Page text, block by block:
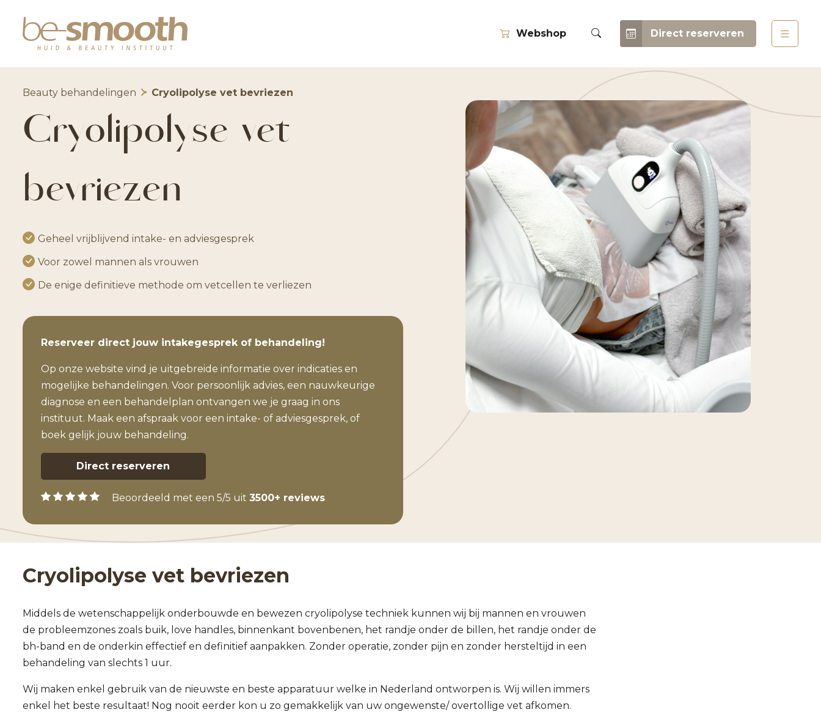
Webshop Direct reserveren
Beauty behandelingen Cryolipolyse vet bevriezen
Cryolipolyse vet
bevriezen
Geheel vrijblijvend intake- en adviesgesprek
Voor zowel mannen als vrouwen
De enige definitieve methode om vetcellen te verliezen
Reserveer direct jouw intakegesprek of behandeling!
Op onze website vind je uitgebreide informatie over indicaties en
mogelijke behandelingen. Voor persoonlijk advies, een nauwkeurige
diagnose en een behandelplan ontvangen we je graag in ons
instituut. Maak een afspraak voor een intake- of adviesgesprek, of
boek gelijk jouw behandeling.
Direct reserveren
Beoordeeld met een 5/5 uit 3500+ reviews
Cryolipolyse vet bevriezen
Middels de wetenschappelijk onderbouwde en bewezen cryolipolyse techniek kunnen wij bij mannen en vrouwen
de probleemzones zoals buik, love handles, binnenkant bovenbenen, het randje onder de billen, het randje onder de
bh-band en de onderkin effectief en definitief aanpakken. Zonder operatie, zonder pijn en zonder hersteltijd in een
behandeling van slechts 1 uur.
Wij maken enkel gebruik van de nieuwste en beste apparatuur welke in Nederland ontworpen is. Wij willen immers
enkel het beste resultaat! Nog nooit eerder kon u zo gemakkelijk van uw ongewenste/ overtollige vet afkomen.